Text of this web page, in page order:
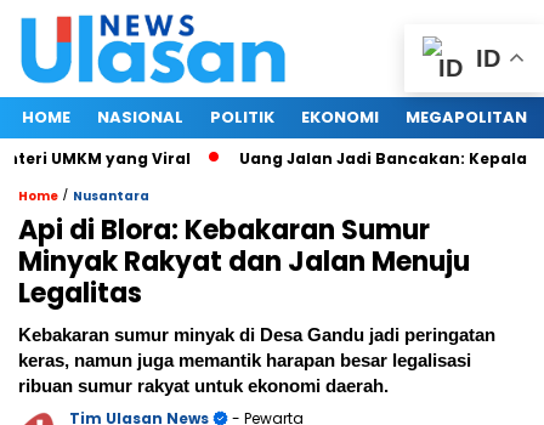
HOME NASIONAL POLITIK EKONOMI MEGAPOLITAN
UMKM yang Viral Uang Jalan Jadi Bancakan: Kepala
Home / Nusantara
Api di Blora: Kebakaran Sumur
Minyak Rakyat dan Jalan Menuju
Legalitas
Kebakaran sumur minyak di Desa Gandu jadi peringatan
keras, namun juga memantik harapan besar legalisasi
ribuan sumur rakyat untuk ekonomi daerah.
Tim Ulasan News
- Pewarta
ID